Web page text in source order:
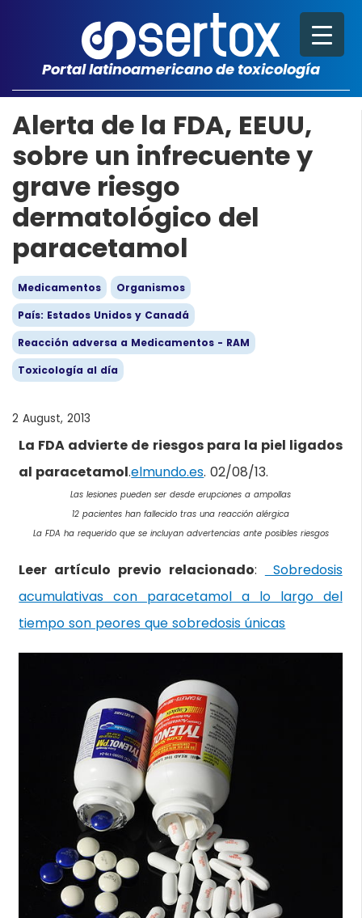
Portal latinoamericano de toxicología
Alerta de la FDA, EEUU,
sobre un infrecuente y
grave riesgo
dermatológico del
paracetamol
Medicamentos
Organismos
País: Estados Unidos y Canadá
Reacción adversa a Medicamentos - RAM
Toxicología al día
2 August, 2013
La FDA advierte de riesgos para la piel ligados
al paracetamol.elmundo.es. 02/08/13.
Las lesiones pueden ser desde erupciones a ampollas
12 pacientes han fallecido tras una reacción alérgica
La FDA ha requerido que se incluyan advertencias ante posibles riesgos
Leer artículo previo relacionado:
Sobredosis
acumulativas con paracetamol a lo largo del
tiempo son peores que sobredosis únicas